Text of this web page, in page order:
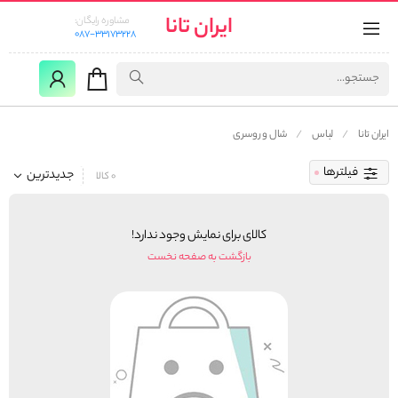
ایران تانا
مشاوره رایگان:
087-33173228
ایران تانا لباس شال و روسری
فیلترها جدیدترین 0 کالا
کالای برای نمایش وجود ندارد!
بازگشت به صفحه نخست